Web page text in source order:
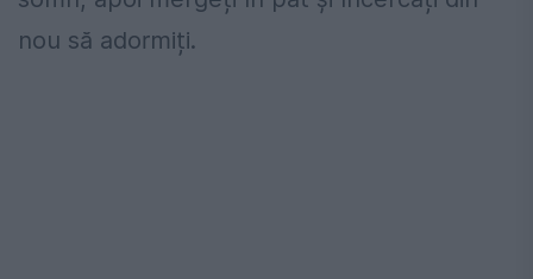
nou să adormiți.